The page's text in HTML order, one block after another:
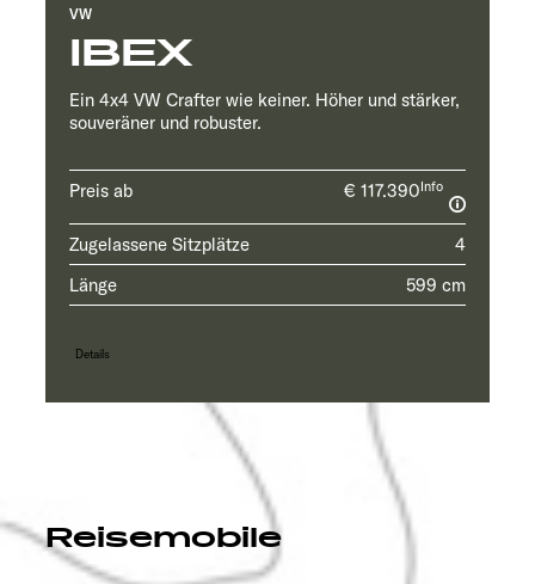
IBEX
VW
Ein 4x4 VW Crafter wie keiner. Höher und stärker,
souveräner und robuster.
Preis ab € 117.390Info
Zugelassene Sitzplätze
4
Länge
599 cm
Details
Reisemobile